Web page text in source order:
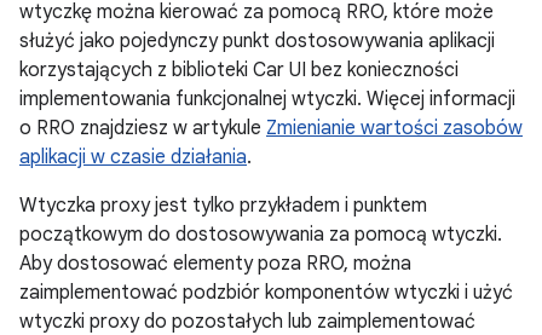
wtyczkę można kierować za pomocą RRO, które może
służyć jako pojedynczy punkt dostosowywania aplikacji
korzystających z biblioteki Car UI bez konieczności
implementowania funkcjonalnej wtyczki. Więcej informacji
o RRO znajdziesz w artykule Zmienianie wartości zasobów
aplikacji w czasie działania.
Wtyczka proxy jest tylko przykładem i punktem
początkowym do dostosowywania za pomocą wtyczki.
Aby dostosować elementy poza RRO, można
zaimplementować podzbiór komponentów wtyczki i użyć
wtyczki proxy do pozostałych lub zaimplementować